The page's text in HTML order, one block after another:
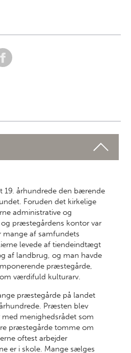
19. århundrede den bærende
Foruden det kirkelige
administrative og
præstegårdens kontor var
af samfundets
levede af tiendeindtægt
af landbrug, og man havde
præstegårde,
værdifuld kulturarv.
præstegårde på landet
Præsten blev
menighedsrådet som
præstegårde tomme om
oftest arbejder
er i skole. Mange sælges